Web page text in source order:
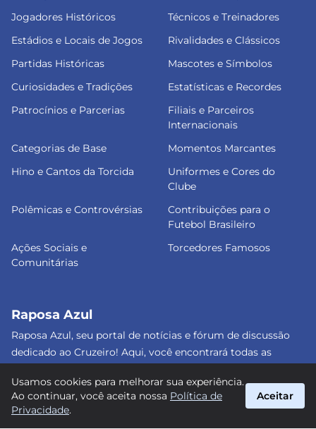
Jogadores Históricos
Técnicos e Treinadores
Estádios e Locais de Jogos
Rivalidades e Clássicos
Partidas Históricas
Mascotes e Símbolos
Curiosidades e Tradições
Estatísticas e Recordes
Patrocínios e Parcerias
Filiais e Parceiros
Internacionais
Categorias de Base
Momentos Marcantes
Hino e Cantos da Torcida
Uniformes e Cores do
Clube
Polêmicas e Controvérsias
Contribuições para o
Futebol Brasileiro
Ações Sociais e
Comunitárias
Torcedores Famosos
Raposa Azul
Raposa Azul, seu portal de notícias e fórum de discussão
dedicado ao Cruzeiro! Aqui, você encontrará todas as
sobre o nosso amado clube. Junte-se a nós e faça parte
dessa apaixonante jornada celeste! #Cruzeiro #RaposaAzul
Usamos cookies para melhorar sua experiência.
Ao continuar, você aceita nossa Política de
Privacidade.
Aceitar